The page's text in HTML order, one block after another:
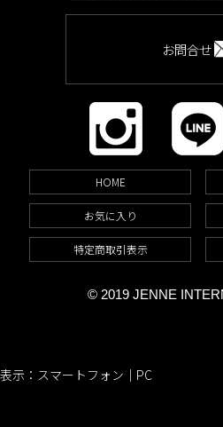
お問合せ
HOME
お気に入り
特定商取引表示
© 2019 JENNE
表示：スマートフォン｜ PC